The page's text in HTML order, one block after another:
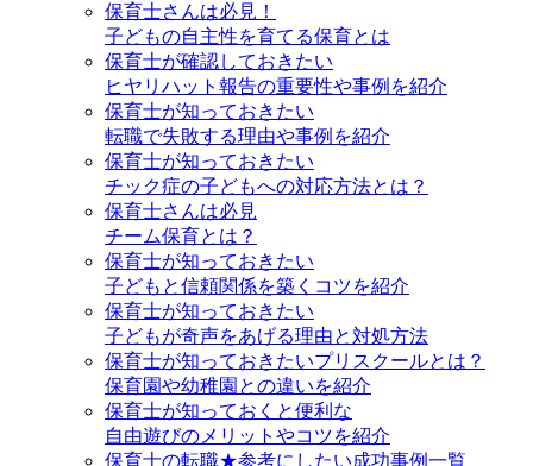
保育士さんは必見！
子どもの自主性を育てる保育とは
保育士が確認しておきたい
ヒヤリハット報告の重要性や事例を紹介
保育士が知っておきたい
転職で失敗する理由や事例を紹介
保育士が知っておきたい
チック症の子どもへの対応方法とは？
保育士さんは必見
チーム保育とは？
保育士が知っておきたい
子どもと信頼関係を築くコツを紹介
保育士が知っておきたい
子どもが奇声をあげる理由と対処方法
保育士が知っておきたいプリスクールとは？
保育園や幼稚園との違いを紹介
保育士が知っておくと便利な
自由遊びのメリットやコツを紹介
保育士の転職★参考にしたい成功事例一覧